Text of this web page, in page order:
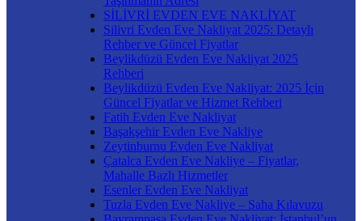
SİLİVRİ EVDEN EVE NAKLİYAT
Silivri Evden Eve Nakliyat 2025: Detaylı
Rehber ve Güncel Fiyatlar
Beylikdüzü Evden Eve Nakliyat 2025
Rehberi
Beylikdüzü Evden Eve Nakliyat: 2025 İçin
Güncel Fiyatlar ve Hizmet Rehberi
Fatih Evden Eve Nakliyat
Başakşehir Evden Eve Nakliye
Zeytinburnu Evden Eve Nakliyat
Çatalca Evden Eve Nakliye – Fiyatlar,
Mahalle Bazlı Hizmetler
Esenler Evden Eve Nakliyat
Tuzla Evden Eve Nakliye – Saha Kılavuzu